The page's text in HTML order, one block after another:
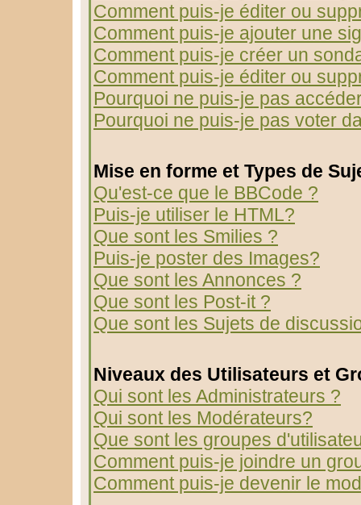
Comment puis-je éditer ou
Comment puis-je ajouter une
Comment puis-je créer un
Comment puis-je éditer ou
Pourquoi ne puis-je pas
Pourquoi ne puis-je pas voter
Mise en forme et Types de
Qu'est-ce que le BBCode ?
Puis-je utiliser le HTML?
Que sont les Smilies ?
Puis-je poster des Images?
Que sont les Annonces ?
Que sont les Post-it ?
Que sont les Sujets de
Niveaux des Utilisateurs et
Qui sont les Administrateurs ?
Qui sont les Modérateurs?
Que sont les groupes
Comment puis-je joindre un
Comment puis-je devenir le